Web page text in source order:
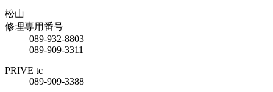
松山
修理専用番号
089-932-8803
089-909-3311
PRIVE tc
089-909-3388